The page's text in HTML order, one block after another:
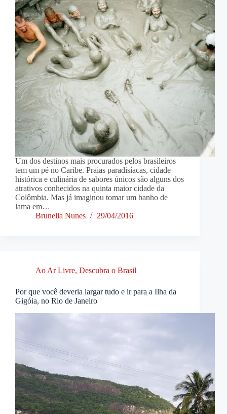
Um dos destinos mais procurados pelos brasileiros
tem um pé no Caribe. Praias paradisíacas, cidade
histórica e culinária de sabores únicos são alguns dos
atrativos conhecidos na quinta maior cidade da
Colômbia. Mas já imaginou tomar um banho de
lama em…
Brunella Nunes
29/04/2016
Ao Ar Livre, Descubra o Brasil
Por que você deveria largar tudo e ir para a Ilha da
Gigóia, no Rio de Janeiro